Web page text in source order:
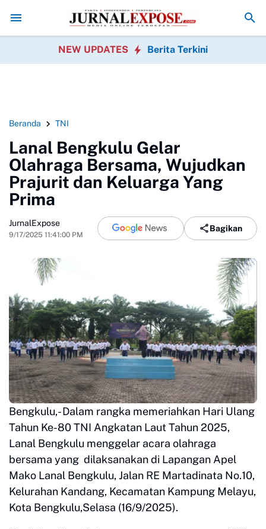
Liar DihentikanPegawai Kecamatan Caringin Gelar Khitanan
NEW UPDATES Berita Terkini
Beranda TNI
Lanal Bengkulu Gelar
Olahraga Bersama, Wujudkan
Prajurit dan Keluarga Yang
Prima
JurnalExpose
9/17/2025 11:41:00 PM
Bagikan
Bengkulu,- Dalam rangka memeriahkan Hari Ulang
Tahun Ke-80 TNI Angkatan Laut Tahun 2025,
Lanal Bengkulu menggelar acara olahraga
bersama yang dilaksanakan di Lapangan Apel
Mako Lanal Bengkulu, Jalan RE Martadinata No.10,
Kelurahan Kandang, Kecamatan Kampung Melayu,
Kota Bengkulu,Selasa (16/9/2025).